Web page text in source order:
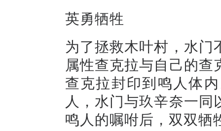
英勇牺牲
为了拯救木叶村，水
属性查克拉与自己的
查克拉封印到鸣人体
人，水门与玖辛奈一
鸣人的嘱咐后，双双牺